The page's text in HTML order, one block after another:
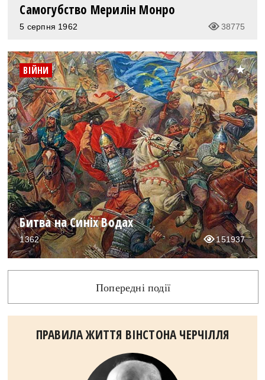
Самогубство Мерилін Монро
5 серпня 1962 38775
ВІЙНИ
Битва на Синіх Водах
1362 151937
Попередні події
ПРАВИЛА ЖИТТЯ ВІНСТОНА ЧЕРЧІЛЛЯ